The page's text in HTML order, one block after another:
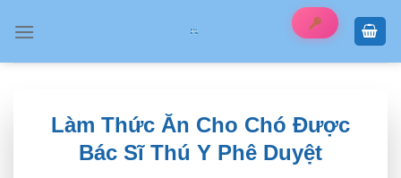
Làm Thức Ăn Cho Chó Được
Bác Sĩ Thú Y Phê Duyệt